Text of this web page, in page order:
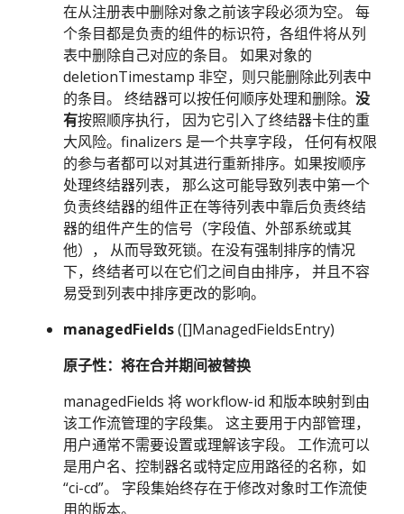
在从注册表中删除对象之前该字段必须为空。 每
个条目都是负责的组件的标识符，各组件将从列
表中删除自己对应的条目。 如果对象的
deletionTimestamp 非空，则只能删除此列表中
的条目。 终结器可以按任何顺序处理和删除。 没
有按照顺序执行， 因为它引入了终结器卡住的重
大风险。finalizers 是一个共享字段， 任何有权限
的参与者都可以对其进行重新排序。如果按顺序
处理终结器列表， 那么这可能导致列表中第一个
负责终结器的组件正在等待列表中靠后负责终结
器的组件产生的信号（字段值、外部系统或其
他）， 从而导致死锁。在没有强制排序的情况
下，终结者可以在它们之间自由排序， 并且不容
易受到列表中排序更改的影响。
managedFields([]ManagedFieldsEntry)
原子性：将在合并期间被替换
managedFields 将 workflow-id 和版本映射到由
该工作流管理的字段集。 这主要用于内部管理，
用户通常不需要设置或理解该字段。 工作流可以
是用户名、控制器名或特定应用路径的名称，如
“ci-cd”。 字段集始终存在于修改对象时工作流使
用的版本。